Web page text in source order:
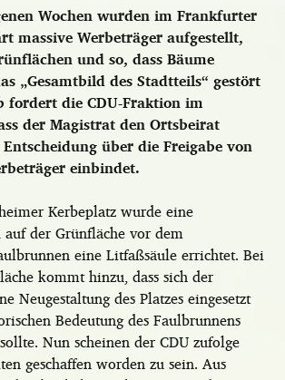
Wochen wurden im Frankfurter
massive Werbeträger aufgestellt,
und so, dass Bäume
„Gesamtbild des Stadtteils“ gestört
fordert die CDU-Fraktion im
der Magistrat den Ortsbeirat
über die Freigabe von
einbindet.
Kerbeplatz wurde eine
der Grünfläche vor dem
eine Litfaßsäule errichtet. Bei
kommt hinzu, dass sich der
Neugestaltung des Platzes eingesetzt
Bedeutung des Faulbrunnens
Nun scheinen der CDU zufolge
geschaffen worden zu sein. Aus